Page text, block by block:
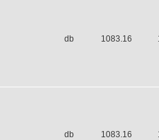
db 1083.16
db 1083.16